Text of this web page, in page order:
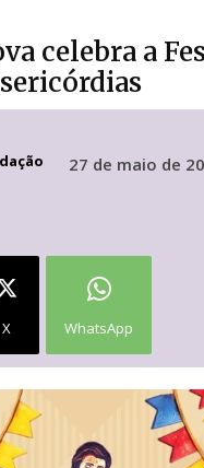
celebra a
27 de maio de
X WhatsApp